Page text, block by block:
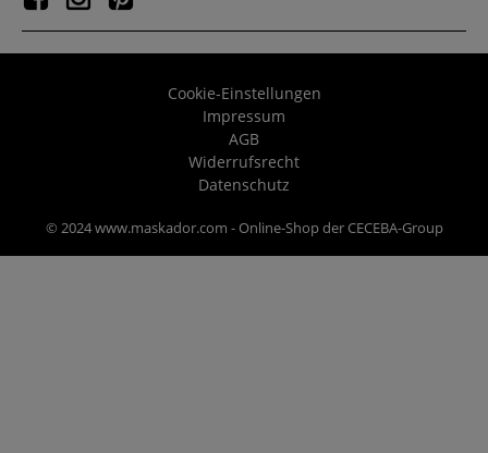
Cookie-Einstellungen
Impressum
AGB
Widerrufsrecht
Datenschutz
© 2024 www.maskador.com - Online-Shop der CECEBA-Group